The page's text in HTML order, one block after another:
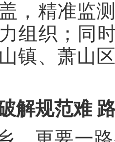
盖，精准监
组织；同
镇、萧山
解规范难